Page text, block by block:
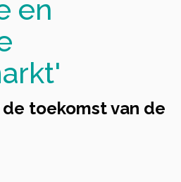
en
toekomst van de